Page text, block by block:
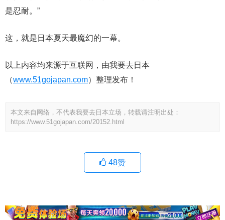
是忍耐。”
这，就是日本夏天最魔幻的一幕。
以上内容均来源于互联网，由我要去日本
（www.51gojapan.com）整理发布！
本文来自网络，不代表我要去日本立场，转载请注明出处：
https://www.51gojapan.com/20152.html
48赞